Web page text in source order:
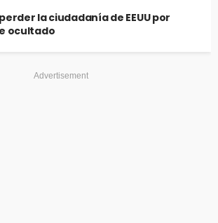
la ciudadanía de EEUU por
ocultado
Advertisement